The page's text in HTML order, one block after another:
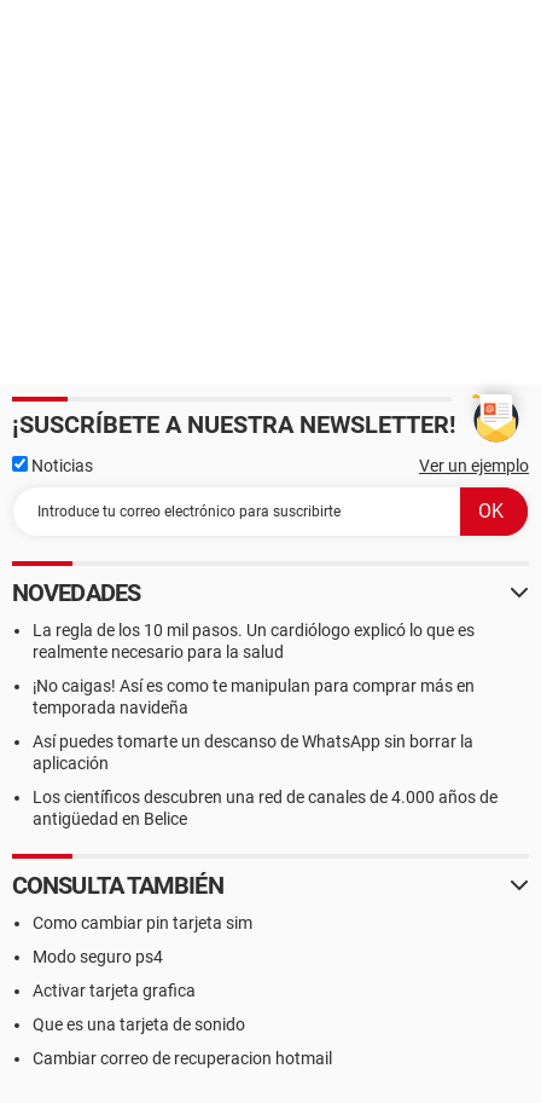
¡SUSCRÍBETE A NUESTRA NEWSLETTER!
Noticias Ver un ejemplo
NOVEDADES
La regla de los 10 mil pasos. Un cardiólogo explicó lo que es
realmente necesario para la salud
¡No caigas! Así es como te manipulan para comprar más en
temporada navideña
Así puedes tomarte un descanso de WhatsApp sin borrar la
aplicación
Los científicos descubren una red de canales de 4.000 años de
antigüedad en Belice
CONSULTA TAMBIÉN
Como cambiar pin tarjeta sim
Modo seguro ps4
Activar tarjeta grafica
Que es una tarjeta de sonido
Cambiar correo de recuperacion hotmail